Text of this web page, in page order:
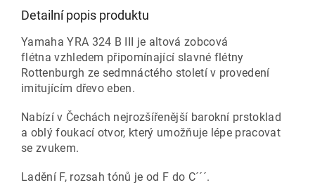
Detailní popis produktu
Yamaha YRA 324 B III je altová zobcová
flétna vzhledem připomínající slavné flétny
Rottenburgh ze sedmnáctého století v provedení
imitujícím dřevo eben.
Nabízí v Čechách nejrozšířenější barokní prstoklad
a oblý foukací otvor, který umožňuje lépe pracovat
se zvukem.
Ladění F, rozsah tónů je od F do C´´´.